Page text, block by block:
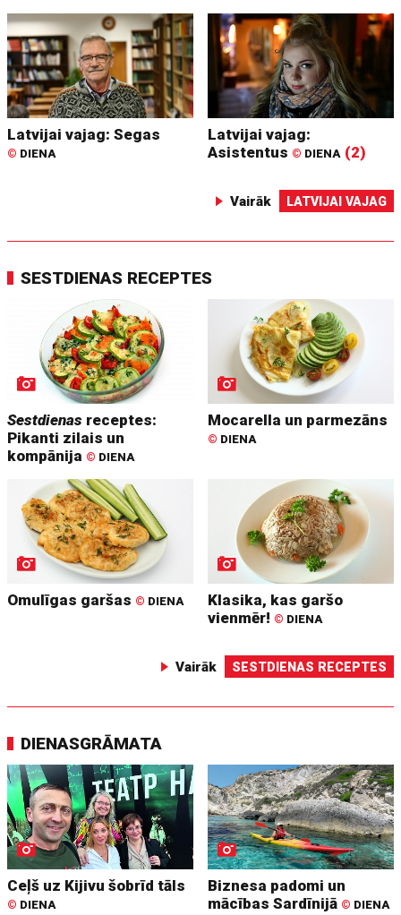
Latvijai vajag: Segas
© DIENA
Latvijai vajag:
Asistentus © DIENA (2)
Vairāk LATVIJAI VAJAG
SESTDIENAS RECEPTES
Sestdienas receptes:
Pikanti zilais un
kompānija © DIENA
Mocarella un parmezāns
© DIENA
Omulīgas garšas © DIENA
Klasika, kas garšo
vienmēr! © DIENA
Vairāk SESTDIENAS RECEPTES
DIENASGRĀMATA
Ceļš uz Kijivu šobrīd tāls
© DIENA
Biznesa padomi un
mācības Sardīnijā © DIENA